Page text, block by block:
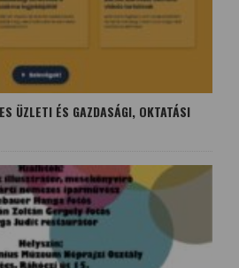
ÜZLETI ÉS GAZDASÁGI, OKTATÁSI